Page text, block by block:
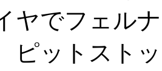
ヤでフェル
ピットスト